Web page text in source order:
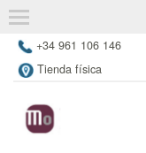
+34 961 106 146
Tienda física